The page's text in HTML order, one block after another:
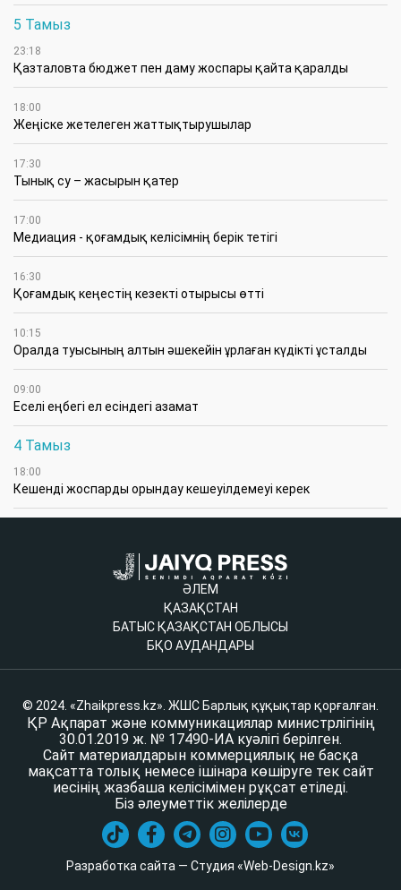
5 Тамыз
23:18
Қазталовта бюджет пен даму жоспары қайта қаралды
18:00
Жеңіске жетелеген жаттықтырушылар
17:30
Тынық су – жасырын қатер
17:00
Медиация - қоғамдық келісімнің берік тетігі
16:30
Қоғамдық кеңестің кезекті отырысы өтті
10:15
Оралда туысының алтын әшекейін ұрлаған күдікті ұсталды
09:00
Еселі еңбегі ел есіндегі азамат
4 Тамыз
18:00
Кешенді жоспарды орындау кешеуілдемеуі керек
ӘЛЕМ
ҚАЗАҚСТАН
БАТЫС ҚАЗАҚСТАН ОБЛЫСЫ
БҚО АУДАНДАРЫ
© 2024. «Zhaikpress.kz». ЖШС Барлық құқықтар қорғалған.
ҚР Ақпарат және коммуникациялар министрлігінің
30.01.2019 ж. № 17490-ИА куәлігі берілген.
Сайт материалдарын коммерциялық не басқа
мақсатта толық немесе ішінара көшіруге тек сайт
иесінің жазбаша келісімімен рұқсат етіледі.
Біз әлеуметтік желілерде
Разработка сайта — Студия «Web-Design.kz»